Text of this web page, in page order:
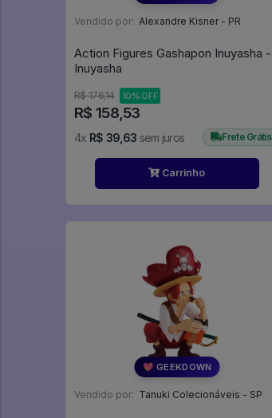
Vendido por: Alexandre Kisner - PR
Action Figures Gashapon Inuyasha -
Inuyasha
R$ 176,14 10% OFF
R$ 158,53
4x R$ 39,63 sem juros Frete Grátis
Carrinho
💖 GEEKDOWN
Vendido por: Tanuki Colecionáveis - SP